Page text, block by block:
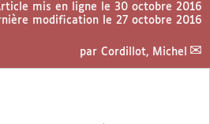
mis en ligne le 30 octobre 2016
modification le 27 octobre 2016
par Cordillot, Michel